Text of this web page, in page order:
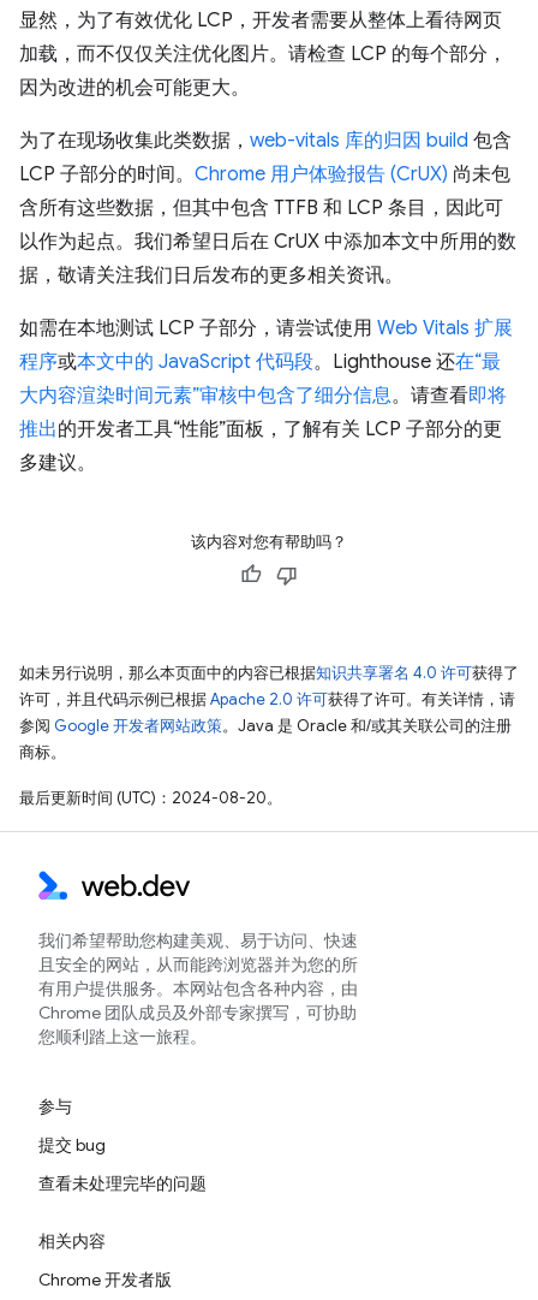
显然，为了有效优化 LCP，开发者需要从整体上看待网页
加载，而不仅仅关注优化图片。请检查 LCP 的每个部分，
因为改进的机会可能更大。
为了在现场收集此类数据， web-vitals 库的归因 build 包含
LCP 子部分的时间。 Chrome 用户体验报告 (CrUX) 尚未包
含所有这些数据，但其中包含 TTFB 和 LCP 条目，因此可
以作为起点。我们希望日后在 CrUX 中添加本文中所用的数
据，敬请关注我们日后发布的更多相关资讯。
如需在本地测试 LCP 子部分，请尝试使用 Web Vitals 扩展
程序或本文中的 JavaScript 代码段。Lighthouse 还在“最
大内容渲染时间元素”审核中包含了细分信息。请查看即将
推出的开发者工具“性能”面板，了解有关 LCP 子部分的更
多建议。
该内容对您有帮助吗？
如未另行说明，那么本页面中的内容已根据知识共享署名 4.0 许可获得了
许可，并且代码示例已根据Apache 2.0 许可获得了许可。有关详情，请
参阅 Google 开发者网站政策。Java 是 Oracle 和/或其关联公司的注册
商标。
最后更新时间 (UTC)：2024-08-20。
我们希望帮助您构建美观、易于访问、快速
且安全的网站，从而能跨浏览器并为您的所
有用户提供服务。本网站包含各种内容，由
Chrome 团队成员及外部专家撰写，可协助
您顺利踏上这一旅程。
参与
提交 bug
查看未处理完毕的问题
相关内容
Chrome 开发者版